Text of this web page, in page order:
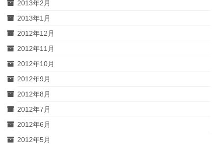
2013年2月
2013年1月
2012年12月
2012年11月
2012年10月
2012年9月
2012年8月
2012年7月
2012年6月
2012年5月